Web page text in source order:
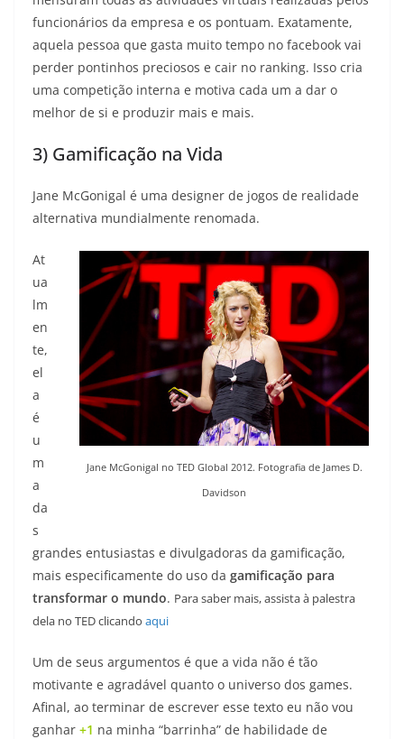
funcionários da empresa e os pontuam. Exatamente,
aquela pessoa que gasta muito tempo no facebook vai
perder pontinhos preciosos e cair no ranking. Isso cria
uma competição interna e motiva cada um a dar o
melhor de si e produzir mais e mais.
3) Gamificação na Vida
Jane McGonigal é uma designer de jogos de realidade
alternativa mundialmente renomada.
Jane McGonigal no TED Global 2012. Fotografia de James D.
Davidson
At
ua
lm
en
te,
el
a
é
u
m
a
da
s
grandes entusiastas e divulgadoras da gamificação,
mais especificamente do uso da gamificação para
transformar o mundo. Para saber mais, assista à palestra
dela no TED clicando aqui
Um de seus argumentos é que a vida não é tão
motivante e agradável quanto o universo dos games.
Afinal, ao terminar de escrever esse texto eu não vou
ganhar +1 na minha “barrinha” de habilidade de